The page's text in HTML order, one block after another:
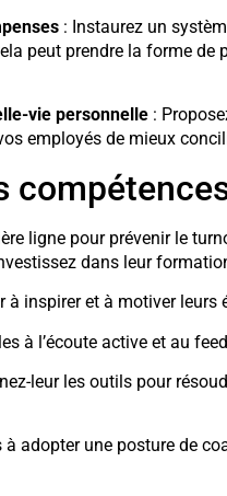
: Instaurez un
peut prendre la forme
vie personnelle:
employés de mieux
ligne pour prévenir le
dans leur
à inspirer et à motiver leurs
à l’écoute active et au
leur les outils pour
adopter une posture de